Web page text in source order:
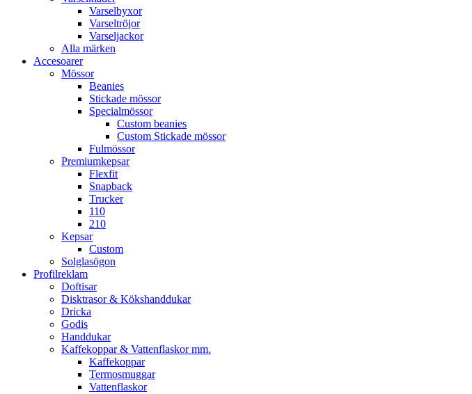
Varselbyxor
Varseltröjor
Varseljackor
Alla märken
Accesoarer
Mössor
Beanies
Stickade mössor
Specialmössor
Custom beanies
Custom Stickade mössor
Fulmössor
Premiumkepsar
Flexfit
Snapback
Trucker
110
210
Kepsar
Custom
Solglasögon
Profilreklam
Doftisar
Disktrasor & Kökshanddukar
Dricka
Godis
Handdukar
Kaffekoppar & Vattenflaskor mm.
Kaffekoppar
Termosmuggar
Vattenflaskor